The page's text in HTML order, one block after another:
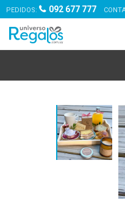
PEDIDOS: 092 677 777